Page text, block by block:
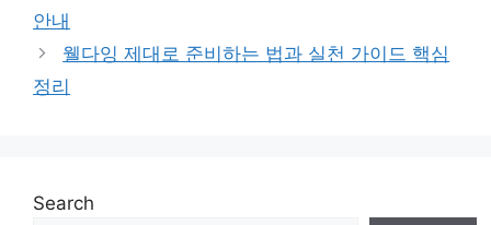
안내
웰다잉 제대로 준비하는 법과 실천 가이드 핵심
정리
Search